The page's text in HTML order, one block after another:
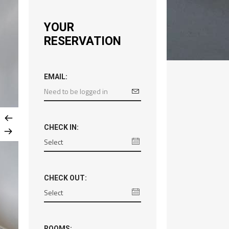
YOUR
RESERVATION
EMAIL:
CHECK IN:
CHECK OUT: